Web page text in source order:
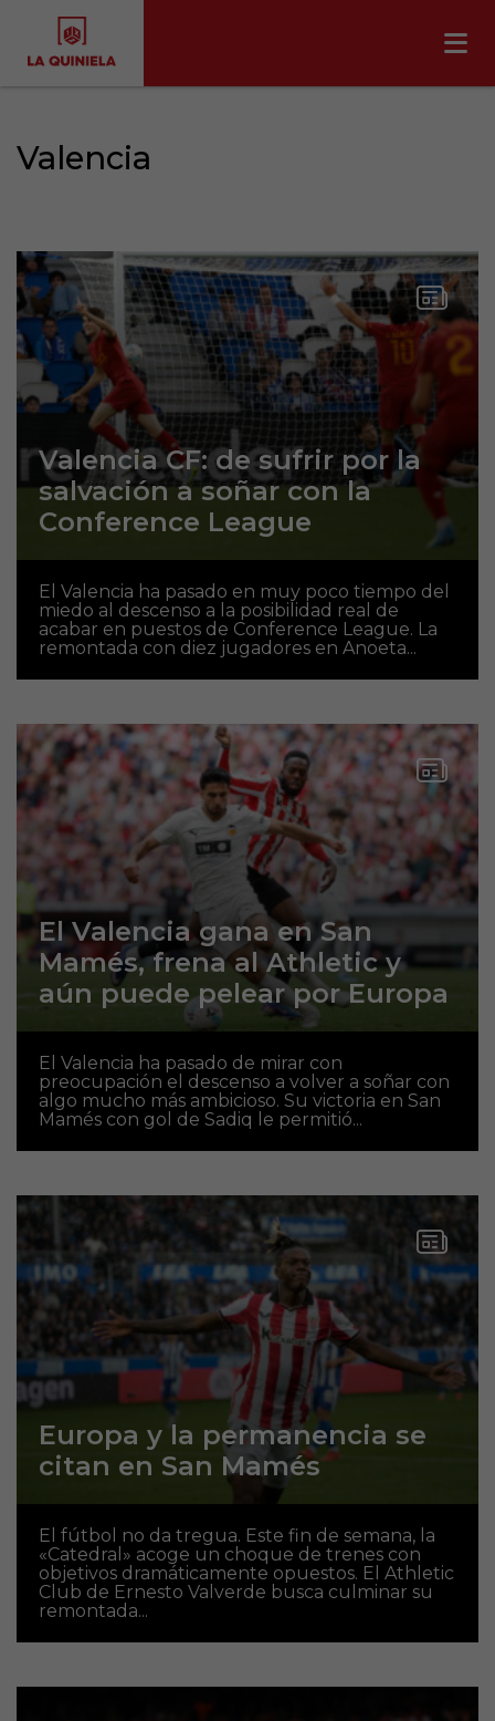
Valencia
Valencia CF: de sufrir por la
salvación a soñar con la
Conference League
El Valencia ha pasado en muy poco tiempo del
miedo al descenso a la posibilidad real de
acabar en puestos de Conference League. La
remontada con diez jugadores en Anoeta...
El Valencia gana en San
Mamés, frena al Athletic y
aún puede pelear por Europa
El Valencia ha pasado de mirar con
preocupación el descenso a volver a soñar con
algo mucho más ambicioso. Su victoria en San
Mamés con gol de Sadiq le permitió...
Europa y la permanencia se
citan en San Mamés
El fútbol no da tregua. Este fin de semana, la
«Catedral» acoge un choque de trenes con
objetivos dramáticamente opuestos. El Athletic
Club de Ernesto Valverde busca culminar su
remontada...